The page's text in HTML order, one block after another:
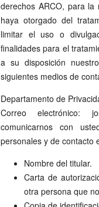
derechos ARCO, para la
haya otorgado del
limitar el uso o
finalidades para el
a su disposición
siguientes medios de
Departamento de
Correo electrónico:
comunicarnos con
personales y de contacto
Nombre del titular.
Carta de
otra persona que